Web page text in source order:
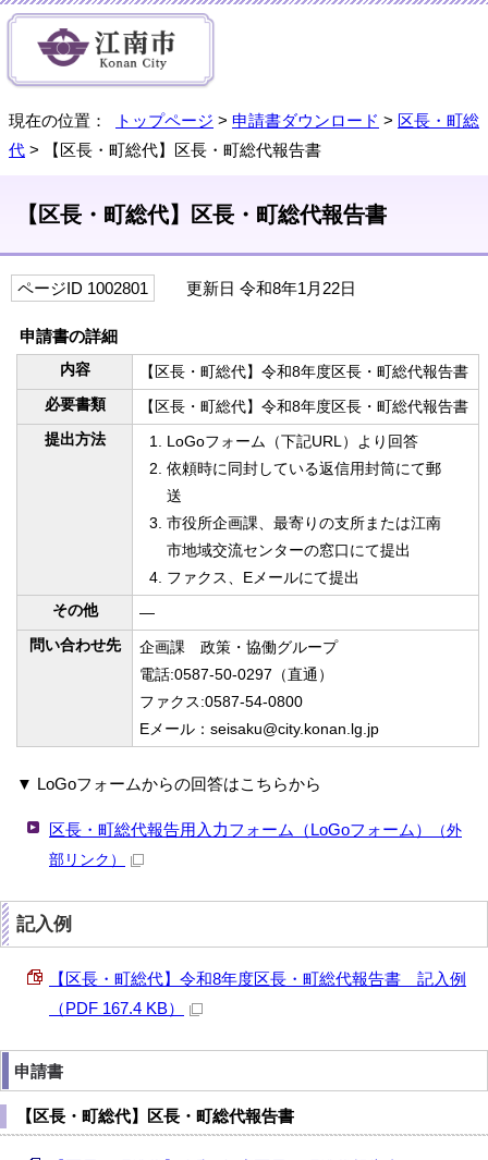
現在の位置： トップページ > 申請書ダウンロード > 区長・町総
代 > 【区長・町総代】区長・町総代報告書
【区長・町総代】区長・町総代報告書
ページID 1002801 更新日 令和8年1月22日
申請書の詳細
内容
【区長・町総代】令和8年度区長・町総代報告書
必要書類
【区長・町総代】令和8年度区長・町総代報告書
提出方法
LoGoフォーム（下記URL）より回答
依頼時に同封している返信用封筒にて郵
送
市役所企画課、最寄りの支所または江南
市地域交流センターの窓口にて提出
ファクス、Eメールにて提出
その他
—
問い合わせ先
企画課 政策・協働グループ
電話:0587-50-0297（直通）
ファクス:0587-54-0800
Eメール：seisaku@city.konan.lg.jp
▼ LoGoフォームからの回答はこちらから
区長・町総代報告用入力フォーム（LoGoフォーム）
（外
部リンク）
記入例
【区長・町総代】令和8年度区長・町総代報告書 記入例
（PDF 167.4 KB）
申請書
【区長・町総代】区長・町総代報告書